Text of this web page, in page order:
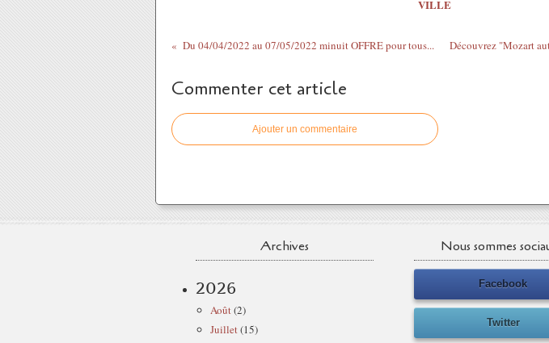
VILLE
Du 04/04/2022 au 07/05/2022 minuit OFFRE pour tous... Découvrez "Mozart
Commenter cet article
Ajouter un commentaire
Archives
2026
Août(2)
Juillet(15)
Nous sommes
Facebook
Twitter